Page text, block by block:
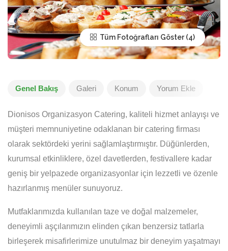
Tüm Fotoğrafları Göster
Genel Bakış Galeri Konum Yorum Ekle
Dionisos Organizasyon Catering, kaliteli hizmet anlayışı ve
müşteri memnuniyetine odaklanan bir catering firması
olarak sektördeki yerini sağlamlaştırmıştır. Düğünlerden,
kurumsal etkinliklere, özel davetlerden, festivallere kadar
geniş bir yelpazede organizasyonlar için lezzetli ve özenle
hazırlanmış menüler sunuyoruz.
Mutfaklarımızda kullanılan taze ve doğal malzemeler,
deneyimli aşçılarımızın elinden çıkan benzersiz tatlarla
birleşerek misafirlerimize unutulmaz bir deneyim yaşatmayı